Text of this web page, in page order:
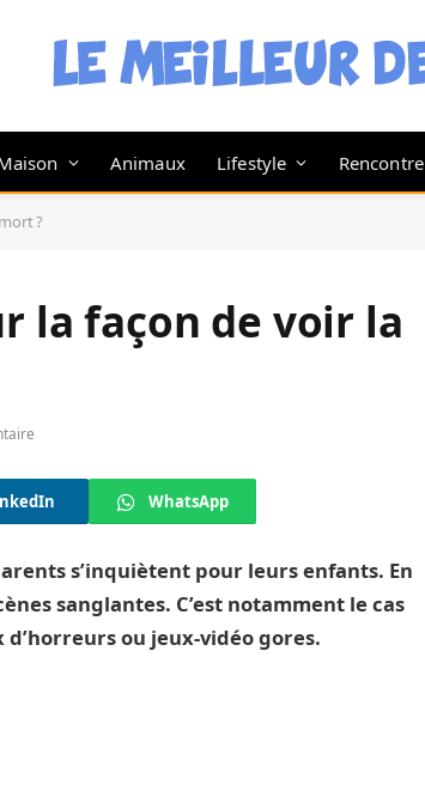
Animaux Lifestyle Rencontre
?
la façon de voir la
WhatsApp
s’inquiètent pour leurs enfants. En
sanglantes. C’est notamment le cas
d’horreurs ou jeux-vidéo gores.